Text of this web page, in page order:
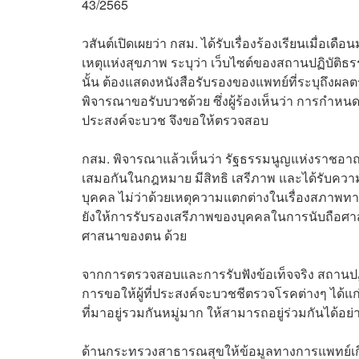
43/2565
วสันต์เปิดเผยว่า กสม. ได้รับเรื่องร้องเรียนเมื่อเ
เหตุแห่งสุขภาพ ระบุว่า เว็บไซต์ของสถานปฏิบัติ
นั้น ต้องแสดงหนังสือรับรองของแพทย์ที่ระบุถึงผลต
พิจารณาขอรับบวชด้วย ซึ่งผู้ร้องเห็นว่า การกำห
ประสงค์จะบวช จึงขอให้ตรวจสอบ
กสม. พิจารณาแล้วเห็นว่า รัฐธรรมนูญแห่งราชอ
เสมอกันในกฎหมาย มีสิทธิ เสรีภาพ และได้รับคว
บุคคล ไม่ว่าด้วยเหตุความแตกต่างในเรื่องสภาพ
ยังให้การรับรองเสรีภาพของบุคคลในการนับถือ
ศาสนาของตน ด้วย
จากการตรวจสอบและการรับฟังข้อเท็จจริง สถา
การขอให้ผู้ที่ประสงค์จะบวชชีตรวจโรคต่างๆ ได้
ที่มาอยู่รวมกันหมู่มาก ให้สามารถอยู่ร่วมกันได้อ
ด้านกระทรวงสาธารณสุขให้ข้อมูลทางการแพทย์เ